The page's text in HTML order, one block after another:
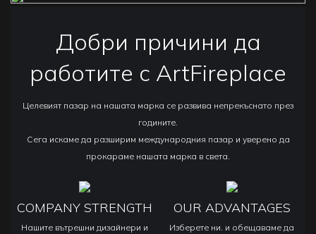
Добри причини да
работите с ArtFireplace
Целевият пазар на нашата марка се развива непрекъснато през
годините.
Сега искаме да разширим международния пазар и уверено да
прокараме нашата марка в света.
COMPANY STRENGTH
Нашите вътрешни дизайнери и
OUR ADVANTAGES
Изберете ни. и обещаваме да